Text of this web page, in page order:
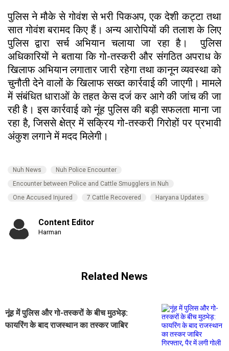
पुलिस ने मौके से गोवंश से भरी पिकअप, एक देशी कट्टा तथा
सात गोवंश बरामद किए हैं। अन्य आरोपियों की तलाश के लिए
पुलिस द्वारा सर्च अभियान चलाया जा रहा है। पुलिस
अधिकारियों ने बताया कि गो-तस्करी और संगठित अपराध के
खिलाफ अभियान लगातार जारी रहेगा तथा कानून व्यवस्था को
चुनौती देने वालों के खिलाफ सख्त कार्रवाई की जाएगी। मामले
में संबंधित धाराओं के तहत केस दर्ज कर आगे की जांच की जा
रही है। इस कार्रवाई को नूंह पुलिस की बड़ी सफलता माना जा
रहा है, जिससे क्षेत्र में सक्रिय गो-तस्करी गिरोहों पर प्रभावी
अंकुश लगाने में मदद मिलेगी।
Nuh News
Nuh Police Encounter
Encounter between Police and Cattle Smugglers in Nuh
One Accused Injured
7 Cattle Recovered Haryana Updates
Content Editor
Harman
Related News
नूंह में पुलिस और गो-तस्करों के बीच मुठभेड़:
फायरिंग के बाद राजस्थान का तस्कर जाबिर